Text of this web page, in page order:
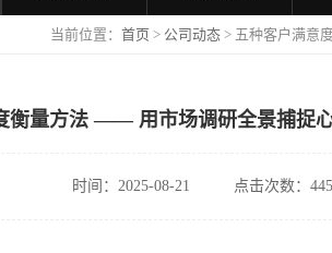
当前位置： 首页 > 公司动态 > 五种客户满意
衡量方法 —— 用市场调研全景捕捉心
时间：2025-08-21 点击次数：445